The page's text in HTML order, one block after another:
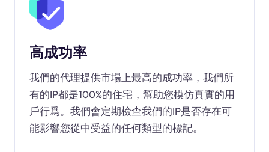
高成功率
我們的代理提供市場上最高的成功率，我們所
有的IP都是100%的住宅，幫助您模仿真實的用
戶行爲。我們會定期檢查我們的IP是否存在可
能影響您從中受益的任何類型的標記。